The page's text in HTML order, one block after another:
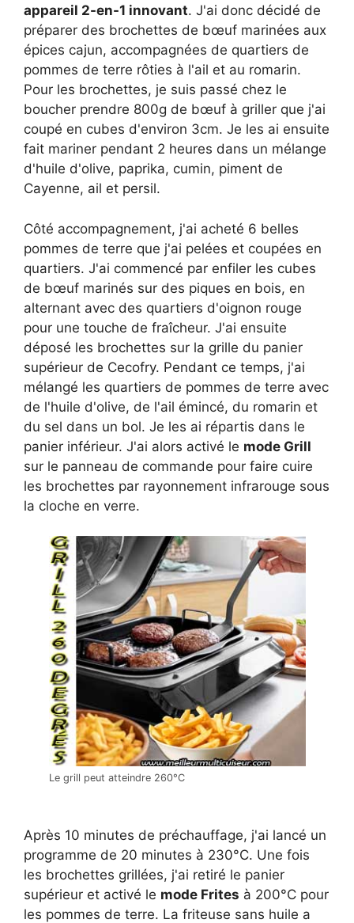
appareil 2-en-1 innovant. J'ai donc décidé de
préparer des brochettes de bœuf marinées aux
épices cajun, accompagnées de quartiers de
pommes de terre rôties à l'ail et au romarin.
Pour les brochettes, je suis passé chez le
boucher prendre 800g de bœuf à griller que j'ai
coupé en cubes d'environ 3cm. Je les ai ensuite
fait mariner pendant 2 heures dans un mélange
d'huile d'olive, paprika, cumin, piment de
Cayenne, ail et persil.
Côté accompagnement, j'ai acheté 6 belles
pommes de terre que j'ai pelées et coupées en
quartiers. J'ai commencé par enfiler les cubes
de bœuf marinés sur des piques en bois, en
alternant avec des quartiers d'oignon rouge
pour une touche de fraîcheur. J'ai ensuite
déposé les brochettes sur la grille du panier
supérieur de Cecofry. Pendant ce temps, j'ai
mélangé les quartiers de pommes de terre avec
de l'huile d'olive, de l'ail émincé, du romarin et
du sel dans un bol. Je les ai répartis dans le
panier inférieur. J'ai alors activé le mode Grill
sur le panneau de commande pour faire cuire
les brochettes par rayonnement infrarouge sous
la cloche en verre.
Le grill peut atteindre 260°C
Après 10 minutes de préchauffage, j'ai lancé un
programme de 20 minutes à 230°C. Une fois
les brochettes grillées, j'ai retiré le panier
supérieur et activé le mode Frites à 200°C pour
les pommes de terre. La friteuse sans huile a